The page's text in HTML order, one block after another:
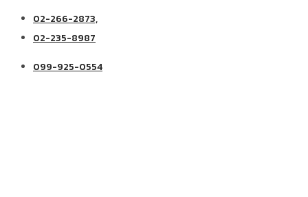
02-266-2873,
02-235-8987
099-925-0554